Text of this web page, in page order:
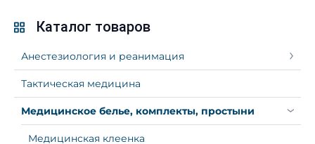
Каталог товаров
Анестезиология и реанимация
Тактическая медицина
Медицинское белье, комплекты, простыни
Медицинская клеенка